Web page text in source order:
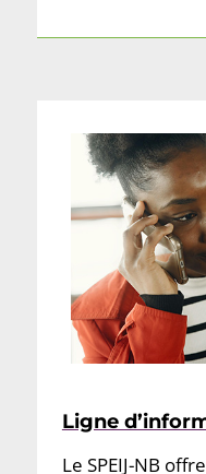
Ligne
Le SPEIJ-NB